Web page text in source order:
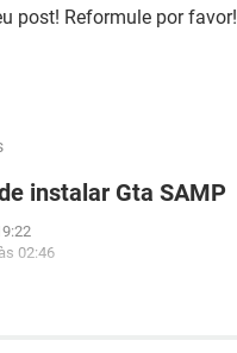
post! Reformule por favor!
instalar Gta SAMP
02:46